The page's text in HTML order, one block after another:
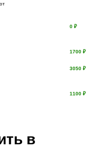
0 ₽
1700 ₽
3050 ₽
1100 ₽
в